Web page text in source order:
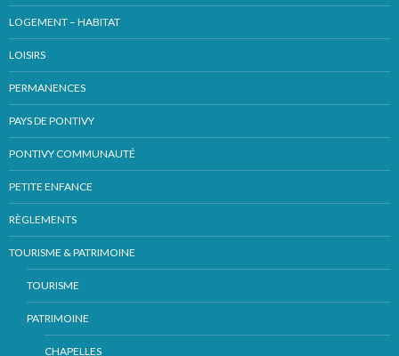
LOGEMENT – HABITAT
LOISIRS
PERMANENCES
PAYS DE PONTIVY
PONTIVY COMMUNAUTÉ
PETITE ENFANCE
RÈGLEMENTS
TOURISME & PATRIMOINE
TOURISME
PATRIMOINE
CHAPELLES